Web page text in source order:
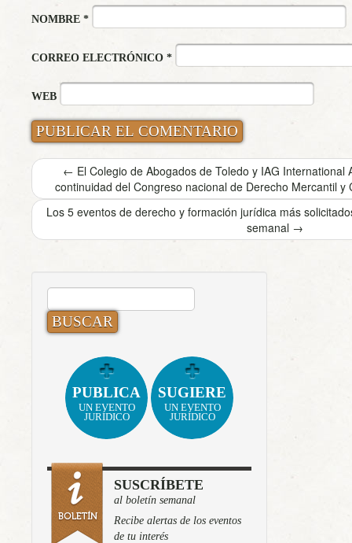
NOMBRE *
CORREO ELECTRÓNICO *
WEB
← El Colegio de Abogados de Toledo y IAG International
continuidad del Congreso nacional de Derecho Mercantil y
Los 5 eventos de derecho y formación jurídica más
semanal →
BUSCAR:
PUBLICA
UN EVENTO
JURÍDICO
SUGIERE
UN EVENTO
JURÍDICO
SUSCRÍBETE
al boletín semanal
Recibe alertas de los eventos
de tu interés